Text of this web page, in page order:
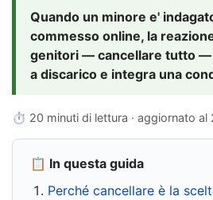
Quando un minore e'
commesso online, la
genitori — cancellare tutto —
a discarico e integra una
⏱ 20 minuti di lettura · aggiornato al
📋 In questa guida
Perché cancellare è la